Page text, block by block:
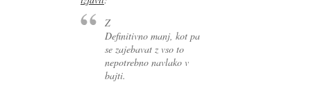
Z
Definitivno manj, kot pa
se zajebavat z vso to
nepotrebno navlako v
bajti.